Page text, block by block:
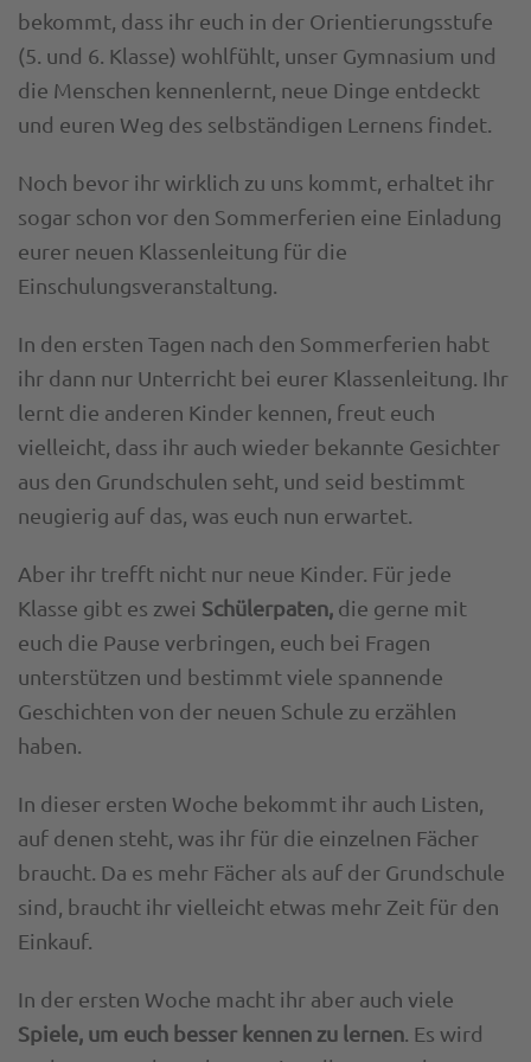
bekommt, dass ihr euch in der Orientierungsstufe
(5. und 6. Klasse) wohlfühlt, unser Gymnasium und
die Menschen kennenlernt, neue Dinge entdeckt
und euren Weg des selbständigen Lernens findet.
Noch bevor ihr wirklich zu uns kommt, erhaltet ihr
sogar schon vor den Sommerferien eine Einladung
eurer neuen Klassenleitung für die
Einschulungsveranstaltung.
In den ersten Tagen nach den Sommerferien habt
ihr dann nur Unterricht bei eurer Klassenleitung. Ihr
lernt die anderen Kinder kennen, freut euch
vielleicht, dass ihr auch wieder bekannte Gesichter
aus den Grundschulen seht, und seid bestimmt
neugierig auf das, was euch nun erwartet.
Aber ihr trefft nicht nur neue Kinder. Für jede
Klasse gibt es zwei Schülerpaten, die gerne mit
euch die Pause verbringen, euch bei Fragen
unterstützen und bestimmt viele spannende
Geschichten von der neuen Schule zu erzählen
haben.
In dieser ersten Woche bekommt ihr auch Listen,
auf denen steht, was ihr für die einzelnen Fächer
braucht. Da es mehr Fächer als auf der Grundschule
sind, braucht ihr vielleicht etwas mehr Zeit für den
Einkauf.
In der ersten Woche macht ihr aber auch viele
Spiele, um euch besser kennen zu lernen . Es wird